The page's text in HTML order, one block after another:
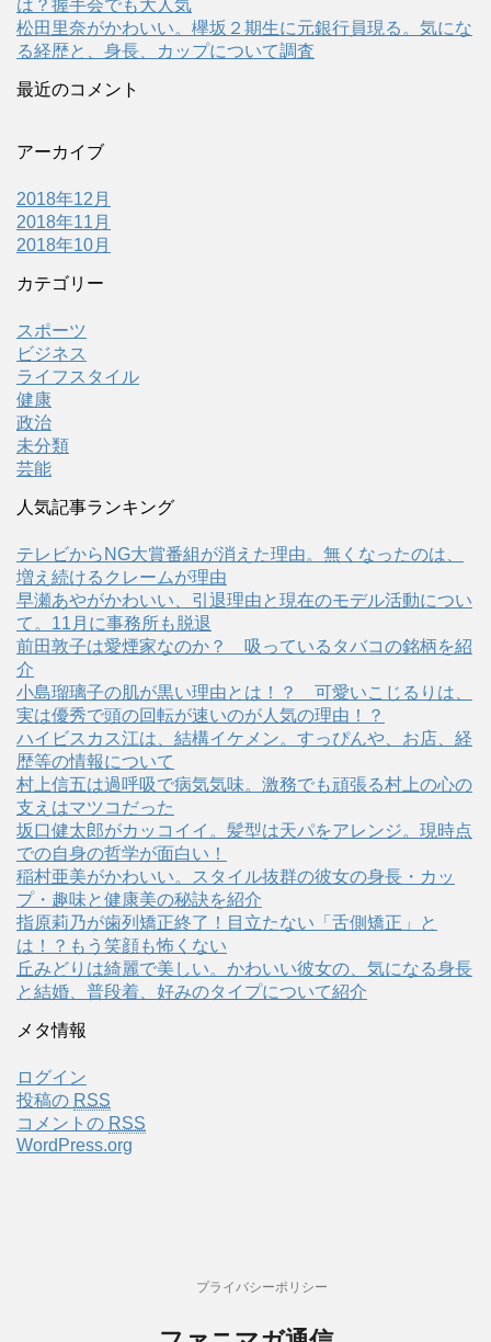
は？握手会でも大人気
松田里奈がかわいい。欅坂２期生に元銀行員現る。気にな
る経歴と、身長、カップについて調査
最近のコメント
アーカイブ
2018年12月
2018年11月
2018年10月
カテゴリー
スポーツ
ビジネス
ライフスタイル
健康
政治
未分類
芸能
人気記事ランキング
テレビからNG大賞番組が消えた理由。無くなったのは、
増え続けるクレームが理由
早瀬あやがかわいい、引退理由と現在のモデル活動につい
て。11月に事務所も脱退
前田敦子は愛煙家なのか？ 吸っているタバコの銘柄を紹
介
小島瑠璃子の肌が黒い理由とは！？ 可愛いこじるりは、
実は優秀で頭の回転が速いのが人気の理由！？
ハイビスカス江は、結構イケメン。すっぴんや、お店、経
歴等の情報について
村上信五は過呼吸で病気気味。激務でも頑張る村上の心の
支えはマツコだった
坂口健太郎がカッコイイ。髪型は天パをアレンジ。現時点
での自身の哲学が面白い！
稲村亜美がかわいい。スタイル抜群の彼女の身長・カッ
プ・趣味と健康美の秘訣を紹介
指原莉乃が歯列矯正終了！目立たない「舌側矯正」と
は！？もう笑顔も怖くない
丘みどりは綺麗で美しい。かわいい彼女の、気になる身長
と結婚、普段着、好みのタイプについて紹介
メタ情報
ログイン
投稿の RSS
コメントの RSS
WordPress.org
プライバシーポリシー